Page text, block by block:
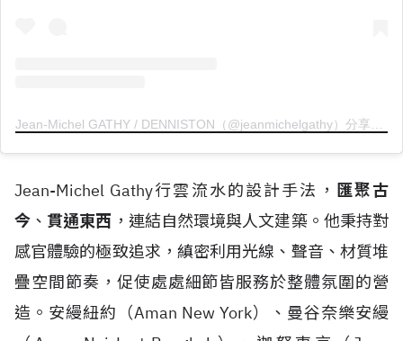
Jean-Michel GATHY / DENNISTON（@jeanmichelgathy）分享的貼文
Jean-Michel Gathy行雲流水的設計手法， 匯聚古
今 、 貫通東西 ，連結自然環境與人文建築。他秉持對
感官體驗的極致追求，縝密利用光線、聲音、材質堆
疊空間節奏，促使處處細節皆服務於整體氛圍的營
造。安縵紐約（Aman New York）、曼谷奈樂安縵